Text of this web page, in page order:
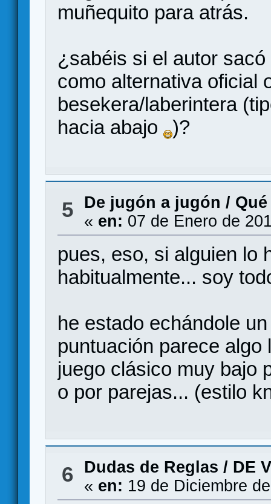
muñequito para atrás.
¿sabéis si el autor
como alternativa oficial
besekera/laberintera
hacia abajo )?
5 De jugón a jugón /
« en: 07 de Enero de
pues, eso, si alguien lo
habitualmente... soy
he estado echándole
puntuación parece
juego clásico muy bajo
o por parejas... (estilo
6 Dudas de Reglas / DE
« en: 19 de Diciembre